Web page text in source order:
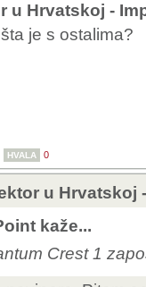
u Hrvatskoj -
je s ostalima?
HVALA 0
u Hrvatskoj
kaže...
Crest 1